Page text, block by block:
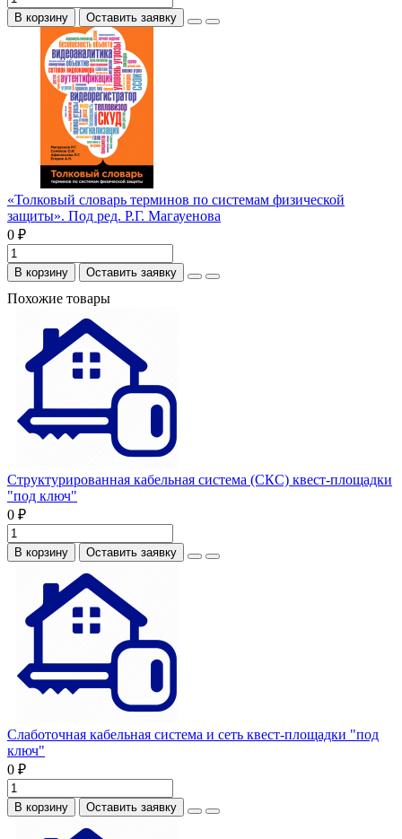
В корзину Оставить заявку
«Толковый словарь терминов по системам физической
защиты». Под ред. Р.Г. Магауенова
0 ₽
В корзину Оставить заявку
Похожие товары
Структурированная кабельная система (СКС) квест-площадки
"под ключ"
0 ₽
В корзину Оставить заявку
Слаботочная кабельная система и сеть квест-площадки "под
ключ"
0 ₽
В корзину Оставить заявку